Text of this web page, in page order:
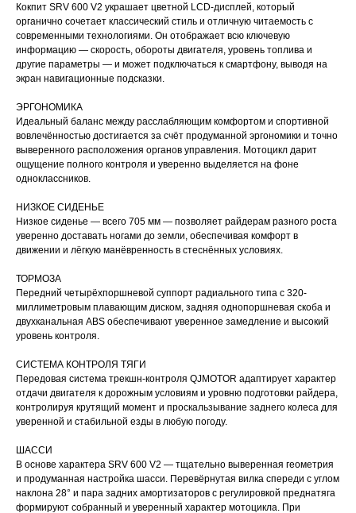
Кокпит SRV 600 V2 украшает цветной LCD-дисплей, который
органично сочетает классический стиль и отличную читаемость с
современными технологиями. Он отображает всю ключевую
информацию — скорость, обороты двигателя, уровень топлива и
другие параметры — и может подключаться к смартфону, выводя на
экран навигационные подсказки.
ЭРГОНОМИКА
Идеальный баланс между расслабляющим комфортом и спортивной
вовлечённостью достигается за счёт продуманной эргономики и точно
выверенного расположения органов управления. Мотоцикл дарит
ощущение полного контроля и уверенно выделяется на фоне
одноклассников.
НИЗКОЕ СИДЕНЬЕ
Низкое сиденье — всего 705 мм — позволяет райдерам разного роста
уверенно доставать ногами до земли, обеспечивая комфорт в
движении и лёгкую манёвренность в стеснённых условиях.
ТОРМОЗА
Передний четырёхпоршневой суппорт радиального типа с 320-
миллиметровым плавающим диском, задняя однопоршневая скоба и
двухканальная ABS обеспечивают уверенное замедление и высокий
уровень контроля.
СИСТЕМА КОНТРОЛЯ ТЯГИ
Передовая система трекшн-контроля QJMOTOR адаптирует характер
отдачи двигателя к дорожным условиям и уровню подготовки райдера,
контролируя крутящий момент и проскальзывание заднего колеса для
уверенной и стабильной езды в любую погоду.
ШАССИ
В основе характера SRV 600 V2 — тщательно выверенная геометрия
и продуманная настройка шасси. Перевёрнутая вилка спереди с углом
наклона 28° и пара задних амортизаторов с регулировкой преднатяга
формируют собранный и уверенный характер мотоцикла. При